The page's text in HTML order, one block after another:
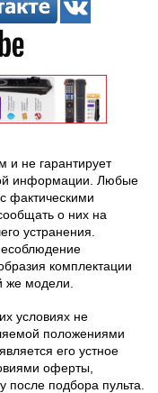
и не гарантирует
информации. Любые
фактическими
о них на
устранения.
комплектации
же модели.
условиях не
положениями
его устное
оферты,
после подбора пульта.